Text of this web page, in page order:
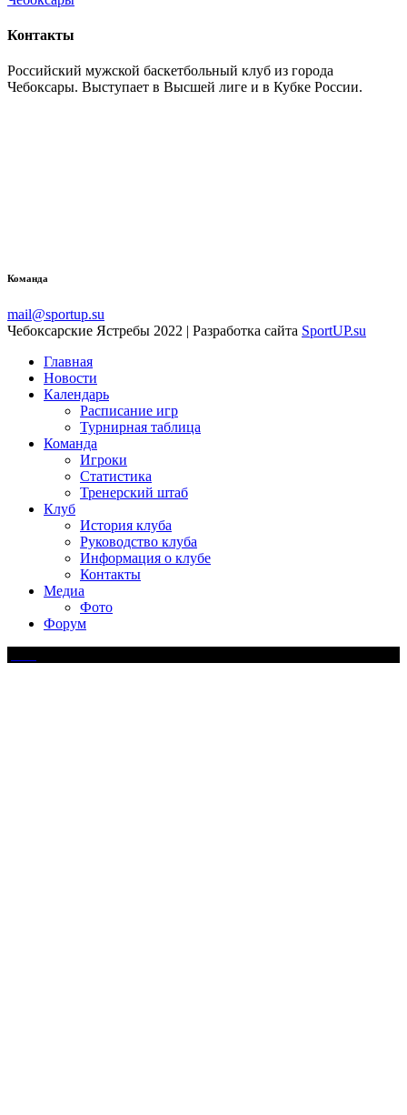
Контакты
Российский мужской баскетбольный клуб из города
Чебоксары. Выступает в Высшей лиге и в Кубке России.
Команда
mail@sportup.su
Чебоксарские Ястребы 2022 | Разработка сайта SportUP.su
Главная
Новости
Календарь
Расписание игр
Турнирная таблица
Команда
Игроки
Статистика
Тренерский штаб
Клуб
История клуба
Руководство клуба
Информация о клубе
Контакты
Медиа
Фото
Форум